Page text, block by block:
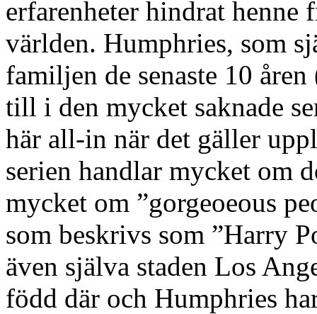
erfarenheter hindrat
världen. Humphries, som
familjen de senaste 10
till i den mycket saknade
här all-in när det gäller
serien handlar mycket om
mycket om ”gorgeoeous
som beskrivs som ”Harry
även själva staden Los
född där och Humphries